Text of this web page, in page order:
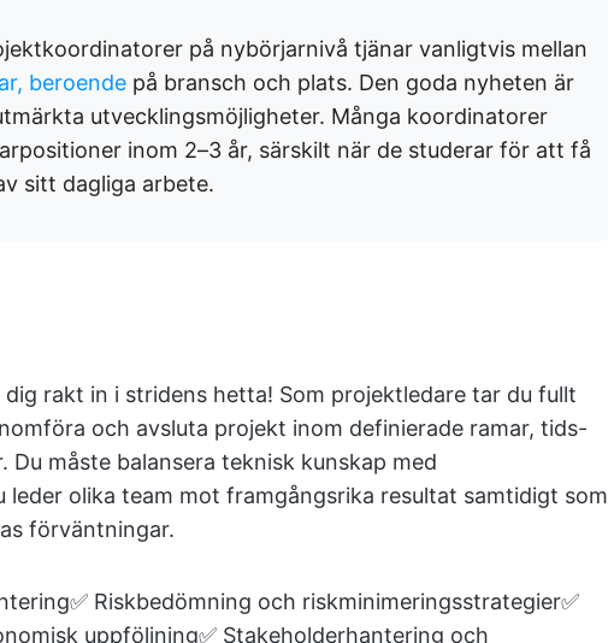
på nybörjarnivå tjänar vanligtvis mellan
beroende på bransch och plats. Den goda nyheten är
utvecklingsmöjligheter. Många koordinatorer
inom 2–3 år, särskilt när de studerar för att få
sitt dagliga arbete.
rakt in i stridens hetta! Som projektledare tar du fullt
och avsluta projekt inom definierade ramar, tids-
Du måste balansera teknisk kunskap med
leder olika team mot framgångsrika resultat samtidigt som
förväntningar.
Riskbedömning och riskminimeringsstrategier✅
uppföljning✅ Stakeholderhantering och